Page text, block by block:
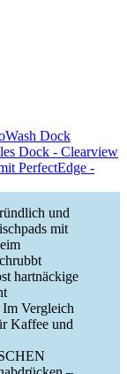
Dock
Dock - Clearview
PerfectEdge -
und
mit
hartnäckige
Vergleich
Kaffee und